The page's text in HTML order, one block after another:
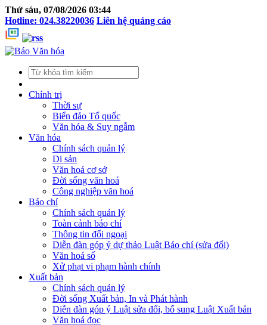
Thứ sáu, 07/08/2026 03:44
Hotline: 024.38220036 Liên hệ quảng cáo
Chính trị
Thời sự
Biển đảo Tổ quốc
Văn hóa & Suy ngẫm
Văn hóa
Chính sách quản lý
Di sản
Văn hoá cơ sở
Đời sống văn hoá
Công nghiệp văn hoá
Báo chí
Chính sách quản lý
Toàn cảnh báo chí
Thông tin đối ngoại
Diễn đàn góp ý dự thảo Luật Báo chí (sửa đổi)
Văn hoá số
Xử phạt vi phạm hành chính
Xuất bản
Chính sách quản lý
Đời sống Xuất bản, In và Phát hành
Diễn đàn góp ý Luật sửa đổi, bổ sung Luật Xuất bản
Văn hoá đọc